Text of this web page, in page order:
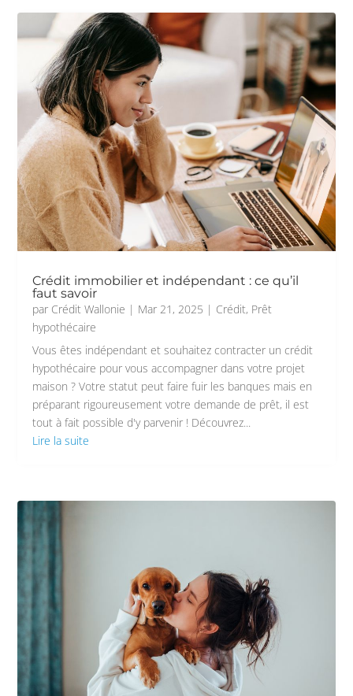
Crédit immobilier et indépendant : ce qu’il
faut savoir
par Crédit Wallonie | Mar 21, 2025 | Crédit, Prêt
hypothécaire
Vous êtes indépendant et souhaitez contracter un crédit
hypothécaire pour vous accompagner dans votre projet
maison ? Votre statut peut faire fuir les banques mais en
préparant rigoureusement votre demande de prêt, il est
tout à fait possible d'y parvenir ! Découvrez...
Lire la suite